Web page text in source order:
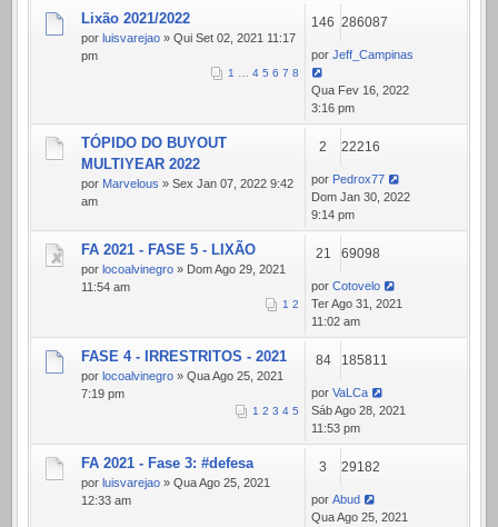
Lixão 2021/2022
por luisvarejao » Qui Set 02, 2021 11:17
pm
1 … 4 5 6 7 8
146 286087
por Jeff_Campinas
Qua Fev 16, 2022
3:16 pm
TÓPIDO DO BUYOUT
MULTIYEAR 2022
por Marvelous » Sex Jan 07, 2022 9:42
am
2 22216
por Pedrox77
Dom Jan 30, 2022
9:14 pm
FA 2021 - FASE 5 - LIXÃO
por locoalvinegro » Dom Ago 29, 2021
11:54 am
1 2
21 69098
por Cotovelo
Ter Ago 31, 2021
11:02 am
FASE 4 - IRRESTRITOS - 2021
por locoalvinegro » Qua Ago 25, 2021
7:19 pm
1 2 3 4 5
84 185811
por VaLCa
Sáb Ago 28, 2021
11:53 pm
FA 2021 - Fase 3: #defesa
por luisvarejao » Qua Ago 25, 2021
12:33 am
3 29182
por Abud
Qua Ago 25, 2021